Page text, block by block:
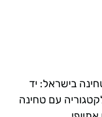
בישראל: יד
עם טחינה